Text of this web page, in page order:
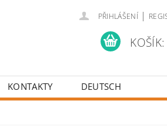
PŘIHLÁŠENÍ |
KOŠÍK:
KONTAKTY
DEUTSCH